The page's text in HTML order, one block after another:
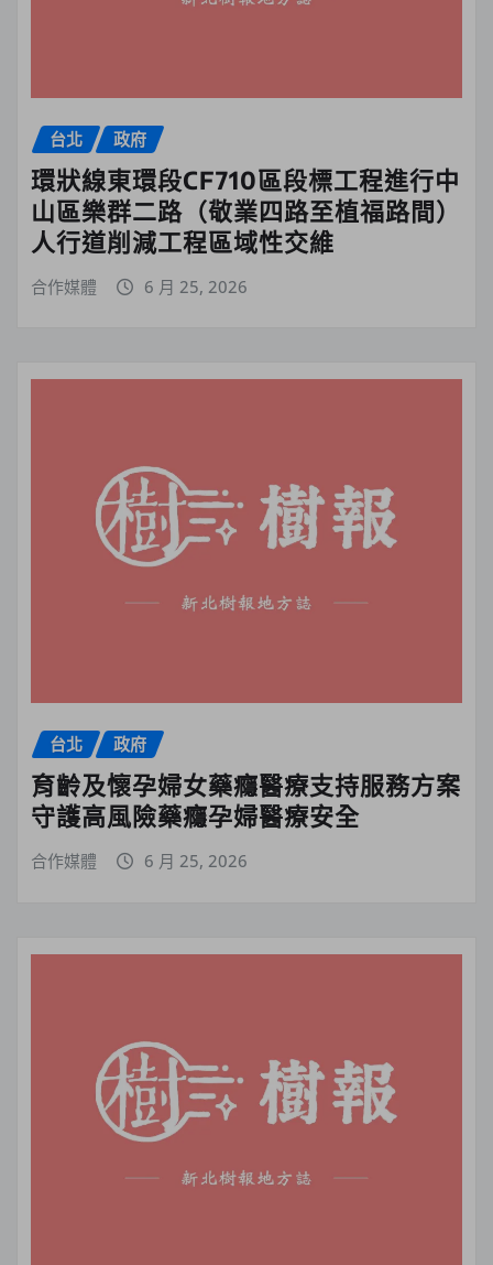
台北 政府
環狀線東環段CF710區段標工程進行中
山區樂群二路（敬業四路至植福路間）
人行道削減工程區域性交維
合作媒體 6 月 25, 2026
台北 政府
育齡及懷孕婦女藥癮醫療支持服務方案
守護高風險藥癮孕婦醫療安全
合作媒體 6 月 25, 2026